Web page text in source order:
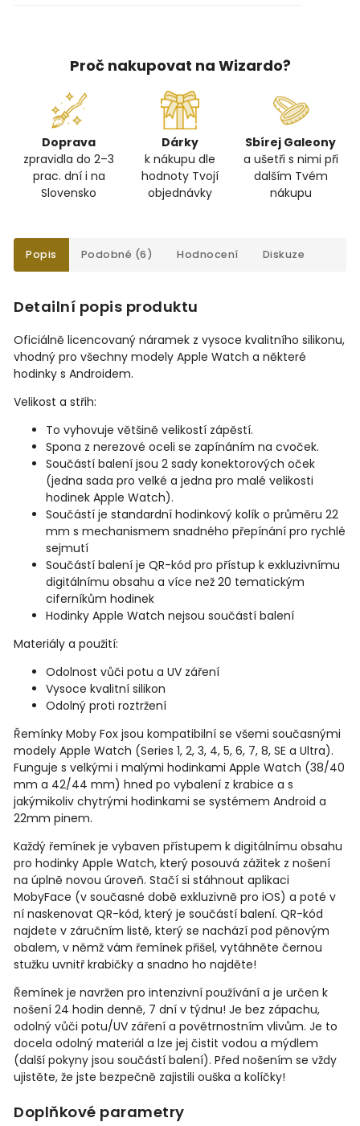
Proč nakupovat na Wizardo?
Doprava
zpravidla do 2–3
prac. dní i na
Slovensko
Dárky
k nákupu dle
hodnoty Tvojí
objednávky
Sbírej Galeony
a ušetři s nimi při
dalším Tvém
nákupu
Popis Podobné (6) Hodnocení Diskuze
Detailní popis produktu
Oficiálně licencovaný náramek z vysoce kvalitního silikonu,
vhodný pro všechny modely Apple Watch a některé
hodinky s Androidem.
Velikost a střih:
To vyhovuje většině velikostí zápěstí.
Spona z nerezové oceli se zapínáním na cvoček.
Součástí balení jsou 2 sady konektorových oček
(jedna sada pro velké a jedna pro malé velikosti
hodinek Apple Watch).
Součástí je standardní hodinkový kolík o průměru 22
mm s mechanismem snadného přepínání pro rychlé
sejmutí
Součástí balení je QR-kód pro přístup k exkluzivnímu
digitálnímu obsahu a více než 20 tematickým
ciferníkům hodinek
Hodinky Apple Watch nejsou součástí balení
Materiály a použití:
Odolnost vůči potu a UV záření
Vysoce kvalitní silikon
Odolný proti roztržení
Řemínky Moby Fox jsou kompatibilní se všemi současnými
modely Apple Watch (Series 1, 2, 3, 4, 5, 6, 7, 8, SE a Ultra).
Funguje s velkými i malými hodinkami Apple Watch (38/40
mm a 42/44 mm) hned po vybalení z krabice a s
jakýmikoliv chytrými hodinkami se systémem Android a
22mm pinem.
Každý řemínek je vybaven přístupem k digitálnímu obsahu
pro hodinky Apple Watch, který posouvá zážitek z nošení
na úplně novou úroveň. Stačí si stáhnout aplikaci
MobyFace (v současné době exkluzivně pro iOS) a poté v
ní naskenovat QR-kód, který je součástí balení. QR-kód
najdete v záručním listě, který se nachází pod pěnovým
obalem, v němž vám řemínek přišel, vytáhněte černou
stužku uvnitř krabičky a snadno ho najděte!
Řemínek je navržen pro intenzivní používání a je určen k
nošení 24 hodin denně, 7 dní v týdnu! Je bez zápachu,
odolný vůči potu/UV záření a povětrnostním vlivům. Je to
docela odolný materiál a lze jej čistit vodou a mýdlem
(další pokyny jsou součástí balení). Před nošením se vždy
ujistěte, že jste bezpečně zajistili ouška a kolíčky!
Doplňkové parametry